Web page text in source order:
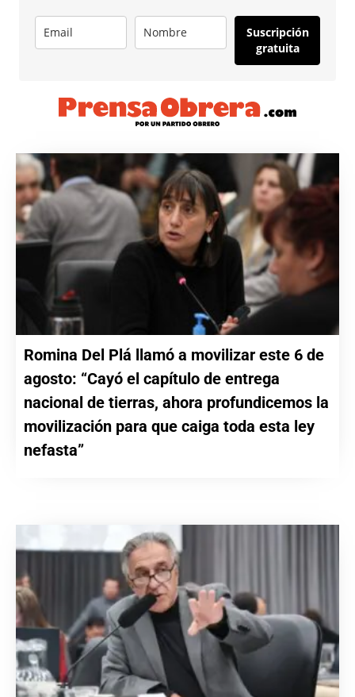
Suscripción
gratuita
Romina Del Plá llamó a movilizar este 6 de
agosto: “Cayó el capítulo de entrega
nacional de tierras, ahora profundicemos la
movilización para que caiga toda esta ley
nefasta”